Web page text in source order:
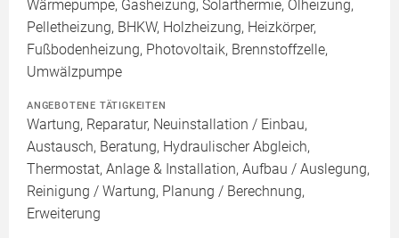
Wärmepumpe, Gasheizung, Solarthermie, Ölheizung,
Pelletheizung, BHKW, Holzheizung, Heizkörper,
Fußbodenheizung, Photovoltaik, Brennstoffzelle,
Umwälzpumpe
ANGEBOTENE TÄTIGKEITEN
Wartung, Reparatur, Neuinstallation / Einbau,
Austausch, Beratung, Hydraulischer Abgleich,
Thermostat, Anlage & Installation, Aufbau / Auslegung,
Reinigung / Wartung, Planung / Berechnung,
Erweiterung